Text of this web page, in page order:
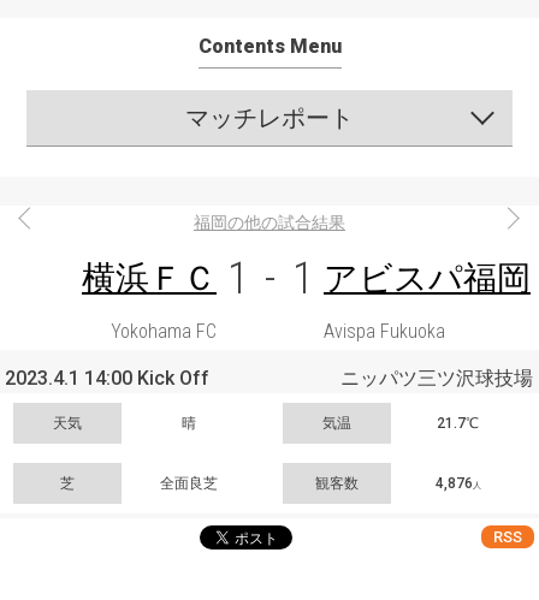
Contents Menu
マッチレポート
福岡の他の試合結果
横浜ＦＣ 1 - 1 アビスパ福岡
Yokohama FC Avispa Fukuoka
2023.4.1 14:00 Kick Off ニッパツ三ツ沢球技場
天気 晴 気温 21.7℃
芝 全面良芝 観客数 4,876 人
RSS